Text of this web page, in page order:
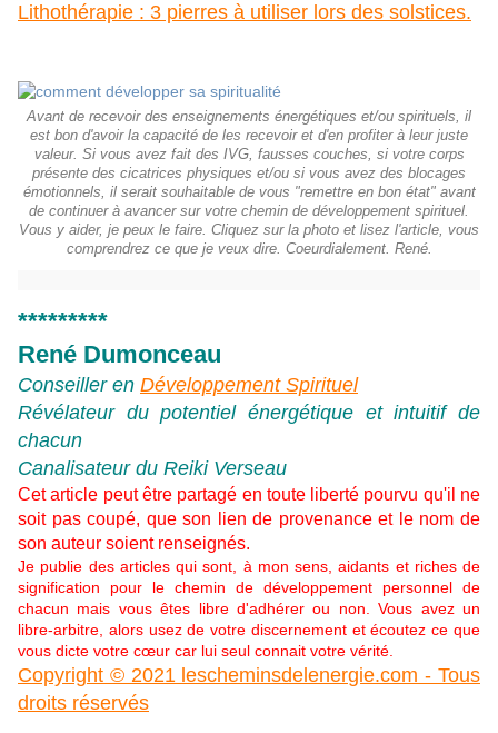
Lithothérapie : 3 pierres à utiliser lors des solstices.
Avant de recevoir des enseignements énergétiques et/ou spirituels, il
est bon d'avoir la capacité de les recevoir et d'en profiter à leur juste
valeur. Si vous avez fait des IVG, fausses couches, si votre corps
présente des cicatrices physiques et/ou si vous avez des blocages
émotionnels, il serait souhaitable de vous "remettre en bon état" avant
de continuer à avancer sur votre chemin de développement spirituel.
Vous y aider, je peux le faire. Cliquez sur la photo et lisez l'article, vous
comprendrez ce que je veux dire. Coeurdialement. René.
*********
René Dumonceau
Conseiller en Développement Spirituel
Révélateur du potentiel énergétique et intuitif de
chacun
Canalisateur du Reiki Verseau
Cet article peut être partagé en toute liberté pourvu qu'il ne
soit pas coupé, que son lien de provenance et le nom de
son auteur soient renseignés.
Je publie des articles qui sont, à mon sens, aidants et riches de
signification pour le chemin de développement personnel de
chacun mais vous êtes libre d'adhérer ou non. Vous avez un
libre-arbitre, alors usez de votre discernement et écoutez ce que
vous dicte votre cœur car lui seul connait votre vérité.
Copyright © 2021 lescheminsdelenergie.com - Tous
droits réservés